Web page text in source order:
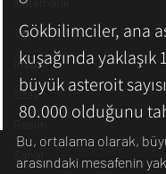
Tıp
İnsan
Uzay
Gökbilimciler, ana
kuşağında yaklaşık
büyük asteroit
80.000 olduğunu
Bu, ortalama olarak,
arasındaki mesafenin